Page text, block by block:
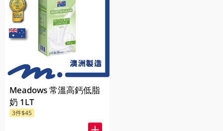
Meadows 常溫高鈣低脂
奶 1LT
3件$45